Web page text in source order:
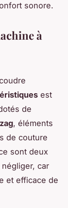
sonore.
à
est
de
, éléments
de couture
sont deux
car
et efficace de